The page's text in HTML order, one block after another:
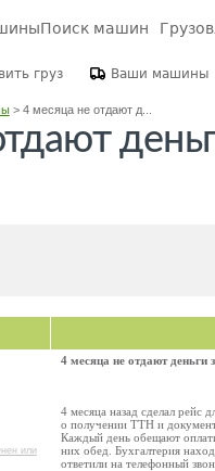
Поиск машин
груз Ваши машины
> 4 месяца не отдают д...
или
4 месяца не отдают деньги
4 месяца назад сделал рейс
о получении ТТН и
Каждый день обещают
них обед. Бухгалтерия
ответили на телефонный